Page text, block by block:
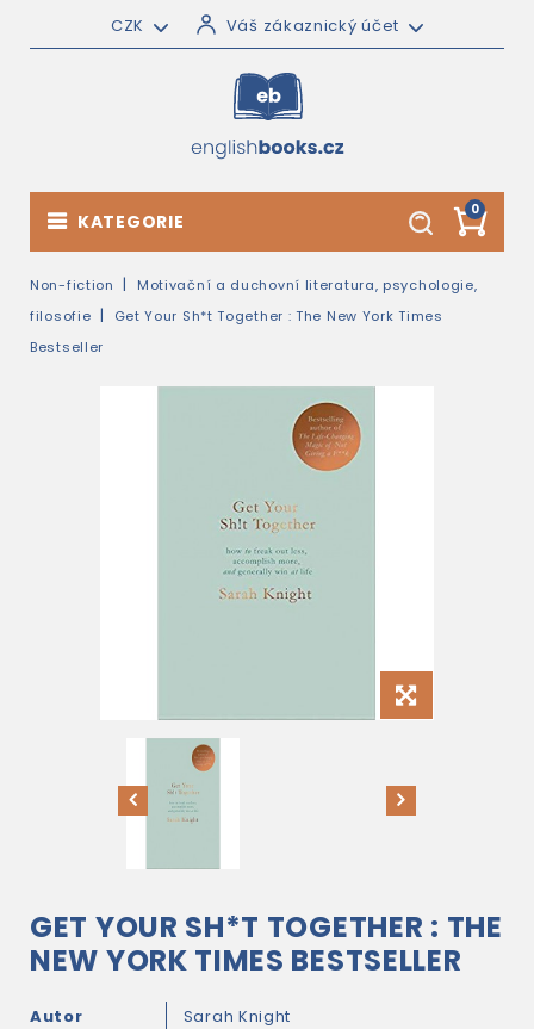
CZK Váš zákaznický účet
0
KATEGORIE
Non-fiction
Motivační a duchovní literatura, psychologie,
filosofie
Get Your Sh*t Together : The New York Times
Bestseller
GET YOUR SH*T TOGETHER : THE
NEW YORK TIMES BESTSELLER
Autor
Sarah Knight